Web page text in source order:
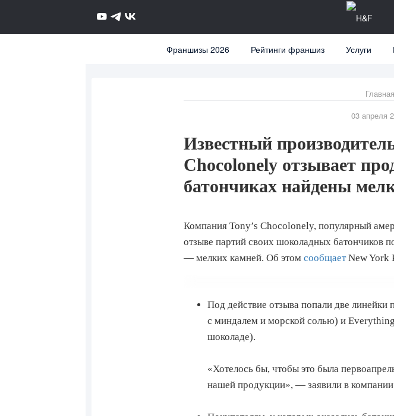
Франшизы 2026 Рейтинги франшиз Услуги
Главная
03 апреля
Известный
Chocolonely отзывает
батончиках найдены
Компания Tony’s Chocolonely, популярный
отзыве партий своих шоколадных батончиков
— мелких камней. Об этом сообщаетNew York
Под действие отзыва попали две
с миндалем и морской солью) и
шоколаде).
«Хотелось бы, чтобы это была
нашей продукции», — заявили в